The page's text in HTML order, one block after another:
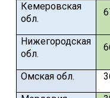
Кемеровская
обл.
Нижегородская
обл.
Омская обл.